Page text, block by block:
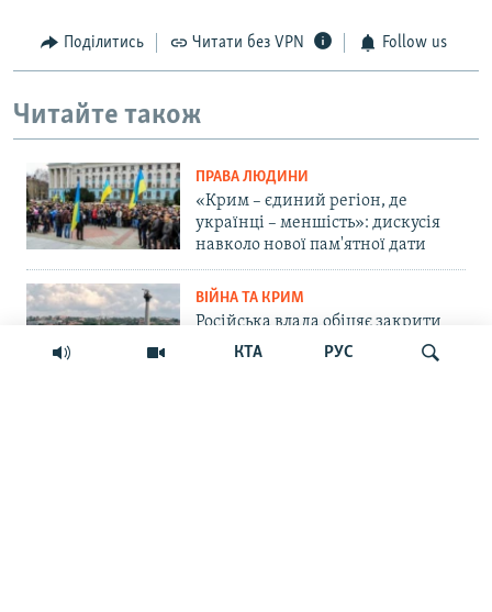
КТА РУС
Поділитись Читати без VPN Follow us
Читайте також
ПРАВА ЛЮДИНИ
«Крим – єдиний регіон, де
українці – меншість»: дискусія
навколо нової пам'ятної дати
ВІЙНА ТА КРИМ
Російська влада обіцяє закрити
морський шлях українським
БпЛА до Севастополя. Чи реально